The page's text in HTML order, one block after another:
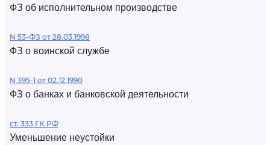
ФЗ об исполнительном производстве
N 53-ФЗ от 28.03.1998
ФЗ о воинской службе
N 395-1 от 02.12.1990
ФЗ о банках и банковской деятельности
ст. 333 ГК РФ
Уменьшение неустойки